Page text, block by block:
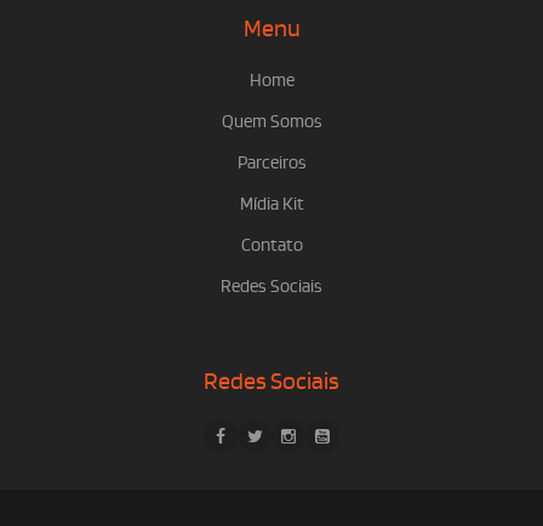
Menu
Home
Quem Somos
Parceiros
Mídia Kit
Contato
Redes Sociais
Redes Sociais